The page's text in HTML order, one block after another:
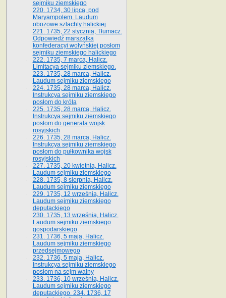
sejmiku ziemskiego
220. 1734, 30 lipca, pod
Maryampolem. Laudum
obozowe szlachty halickiej
221. 1735, 22 stycznia, Tłumacz.
Odpowiedź marszałka
konfederacyi wołyńskiej posłom
sejmiku ziemskiego halickiego
222. 1735, 7 marca, Halicz.
Limitacya sejmiku ziemskiego.
223. 1735, 28 marca, Halicz.
Laudum sejmiku ziemskiego
224. 1735, 28 marca, Halicz.
Instrukcya sejmiku ziemskiego
posłom do króla
225. 1735, 28 marca, Halicz.
Instrukcya sejmiku ziemskiego
posłom do generała wojsk
rosyjskich
226. 1735, 28 marca, Halicz.
Instrukcya sejmiku ziemskiego
posłom do pułkownika wojsk
rosyjskich
227. 1735, 20 kwietnia, Halicz.
Laudum sejmiku ziemskiego
228. 1735, 8 sierpnia, Halicz.
Laudum sejmiku ziemskiego
229. 1735, 12 września, Halicz.
Laudum sejmiku ziemskiego
deputackiego
230. 1735, 13 września, Halicz.
Laudum sejmiku ziemskiego
gospodarskiego
231. 1736, 5 maja, Halicz.
Laudum sejmiku ziemskiego
przedsejmowego
232. 1736, 5 maja, Halicz.
Instrukcya sejmiku ziemskiego
posłom na sejm walny
233. 1736, 10 września, Halicz.
Laudum sejmiku ziemskiego
deputackiego. 234. 1736, 17